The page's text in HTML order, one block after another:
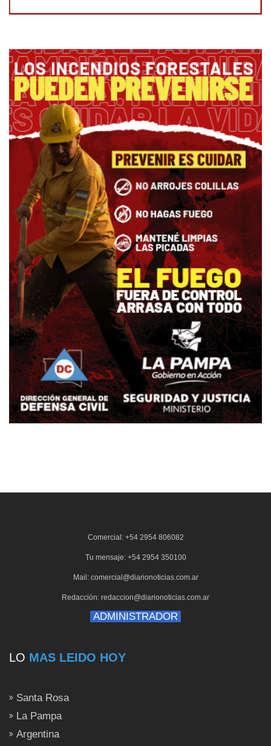
Comercial: +54 2954 806082
Tu mensaje: +54 2954 350100
Mail: comercial@diarionoticias.com.ar
Redacción: redaccion@diarionoticias.com.ar
ADMINISTRADOR
LO MAS LEIDO HOY
Santa Rosa
La Pampa
Argentina